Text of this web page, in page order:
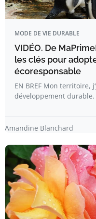
MODE DE VIE DURABLE
VIDÉO. De
les clés pour
écoresponsable
EN BREF Mon territoire,
développement durable.
Amandine Blanchard